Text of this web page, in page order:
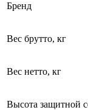
Бренд
Вес брутто, кг
Вес нетто, кг
Высота защитной